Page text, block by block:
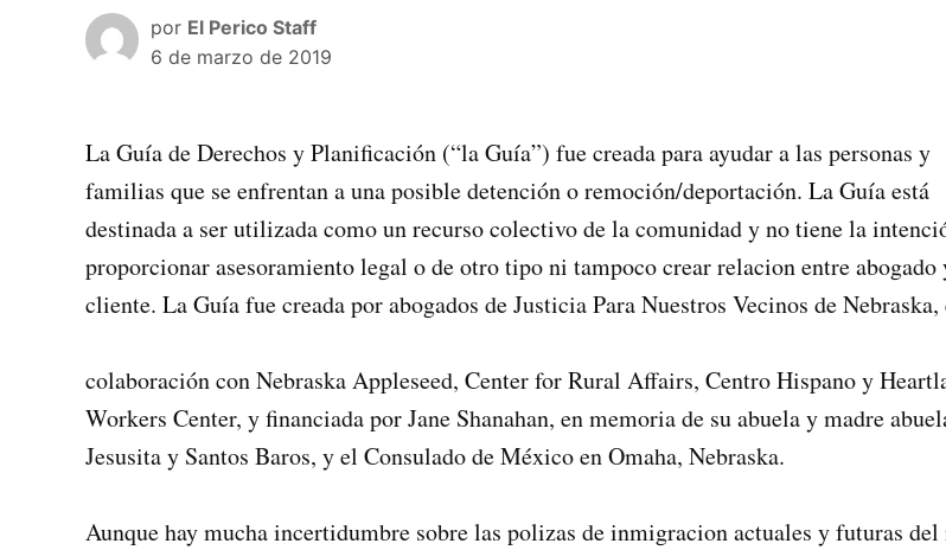
por El Perico Staff
6 de marzo de 2019
La Guía de Derechos y Planificación (“la Guía”) fue creada para ayudar a las personas y
familias que se enfrentan a una posible detención o remoción/deportación. La Guía está
destinada a ser utilizada como un recurso colectivo de la comunidad y no tiene la
proporcionar asesoramiento legal o de otro tipo ni tampoco crear relacion entre abogado
cliente. La Guía fue creada por abogados de Justicia Para Nuestros Vecinos de Nebraska,
colaboración con Nebraska Appleseed, Center for Rural Affairs, Centro Hispano y
Workers Center, y financiada por Jane Shanahan, en memoria de su abuela y madre
Jesusita y Santos Baros, y el Consulado de México en Omaha, Nebraska.
Aunque hay mucha incertidumbre sobre las polizas de inmigracion actuales y futuras del